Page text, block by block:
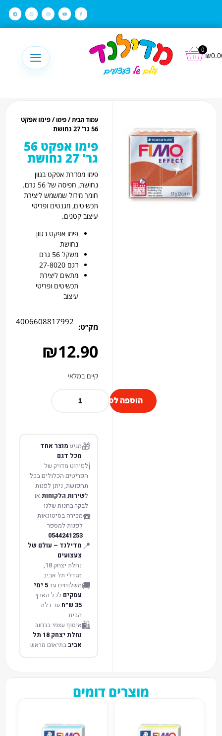
₪
0
עמוד הבית/פימו/ פימו אפקט
56 גר' 27 נחושת
פימו אפקט 56
גר' 27 נחושת
פימו מסדרת אפקט בגוון
נחושת, חפיסה של 56 גרם.
חומר מידול שמשמש ליצירת
תכשיטים, מגנטים ופריטי
עיצוב קטנים.
פימו אפקט בגוון
נחושת
משקל 56 גרם
דגם 27-8020
מתאים ליצירת
תכשיטים ופריטי
עיצוב
מק׳׳ט:
4006608817992
₪12.90
קיים במלאי
הוספה לסל
🎁מגיע מוצר אחד
מכל דגם
ℹ️לפירוט מדויק של
הפריטים הכלולים בכל
תחפושת, ניתן לפנות
לשירות הלקוחות או
לבקר בחנות שלנו
☎️מכירה בסיטונאות
לפנות למספר
0544241253
📍 מדילנד – עולם של
צעצועים
נחלת יצחק 18,
מגדלי תל אביב
🚚משלוחים עד 5 ימי
עסקים לכל הארץ –
35 ש״ח
עד דלת
הבית
🛍️איסוף עצמי ברחוב
נחלת יצחק 18 תל
אביבבתיאום מראש
מוצרים דומים